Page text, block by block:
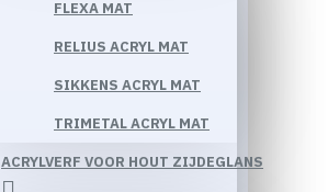
FLEXA MAT
RELIUS ACRYL MAT
SIKKENS ACRYL MAT
TRIMETAL ACRYL MAT
ACRYLVERF VOOR HOUT ZIJDEGLANS